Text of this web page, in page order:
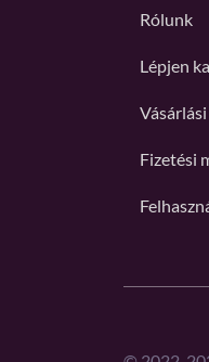
Rólunk
Lépjen
Fizetési